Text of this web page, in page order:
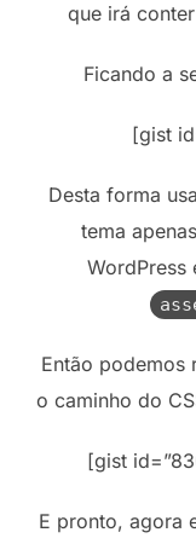
que irá
Ficando a
[gist
Desta forma
tema
WordPress
Então podemos
o caminho do
[gist
E pronto, agora